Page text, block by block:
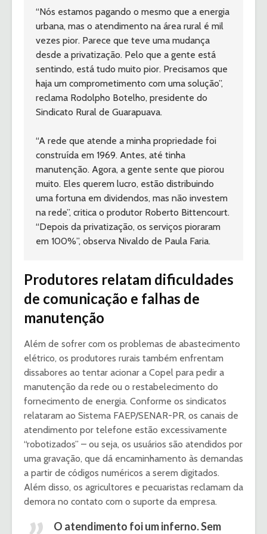
“Nós estamos pagando o mesmo que a energia
urbana, mas o atendimento na área rural é mil
vezes pior. Parece que teve uma mudança
desde a privatização. Pelo que a gente está
sentindo, está tudo muito pior. Precisamos que
haja um comprometimento com uma solução”,
reclama Rodolpho Botelho, presidente do
Sindicato Rural de Guarapuava.
“A rede que atende a minha propriedade foi
construída em 1969. Antes, até tinha
manutenção. Agora, a gente sente que piorou
muito. Eles querem lucro, estão distribuindo
uma fortuna em dividendos, mas não investem
na rede”, critica o produtor Roberto Bittencourt.
“Depois da privatização, os serviços pioraram
em 100%”, observa Nivaldo de Paula Faria.
Produtores relatam dificuldades
de comunicação e falhas de
manutenção
Além de sofrer com os problemas de abastecimento
elétrico, os produtores rurais também enfrentam
dissabores ao tentar acionar a Copel para pedir a
manutenção da rede ou o restabelecimento do
fornecimento de energia. Conforme os sindicatos
relataram ao Sistema FAEP/SENAR-PR, os canais de
atendimento por telefone estão excessivamente
“robotizados” – ou seja, os usuários são atendidos por
uma gravação, que dá encaminhamento às demandas
a partir de códigos numéricos a serem digitados.
Além disso, os agricultores e pecuaristas reclamam da
demora no contato com o suporte da empresa.
O atendimento foi um inferno. Sem